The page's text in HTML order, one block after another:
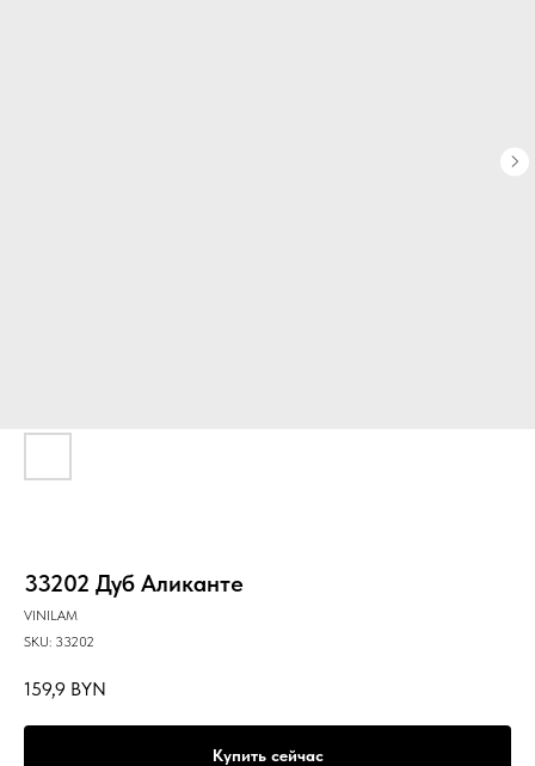
33202 Дуб Аликанте
VINILAM
SKU: 33202
159,9 BYN
Купить сейчас